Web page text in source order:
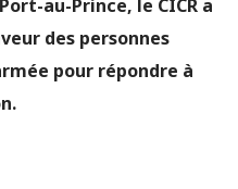
au-Prince, le CICR a
des personnes
pour répondre à